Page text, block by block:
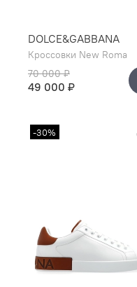
DOLCE&GABBANA
Кроссовки New Roma
70 000 ₽
49 000 ₽
-30%